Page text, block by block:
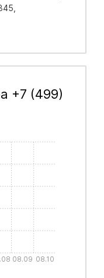
+7 (499)
08.09 08.10